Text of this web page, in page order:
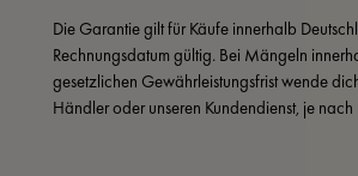
Die Garantie gilt für Käufe innerhalb
Rechnungsdatum gültig. Bei Mängeln
gesetzlichen Gewährleistungsfrist wende
Händler oder unseren Kundendienst, je nach